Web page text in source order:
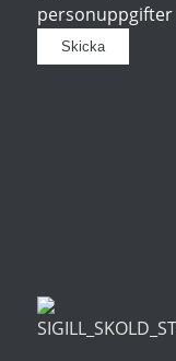
personuppgifter